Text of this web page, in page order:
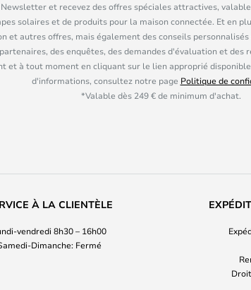
et recevez des offres spéciales attractives,
solaires et de produits pour la maison connectée. Et en
et autres offres, mais également des conseils
des enquêtes, des demandes d'évaluation et des
et à tout moment en cliquant sur le lien approprié
d'informations, consultez notre page Politique de
*Valable dès 249 € de minimum d'achat.
À LA CLIENTÈLE
vendredi 8h30 – 16h00
Dimanche: Fermé